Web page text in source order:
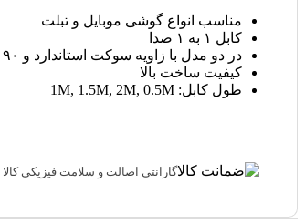
مناسب انواع گوشی موبایل و تبلت
کابل ۱ به ۱ صدا
در دو مدل با زاویه سوکت استاندارد و ۹۰ درجه
کیفیت ساخت بالا
طول کابل: 1M, 1.5M, 2M, 0.5M
گارانتی اصالت و سلامت فیزیکی کالا